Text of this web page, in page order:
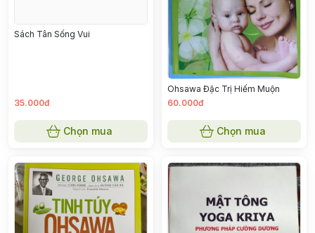
Sách Tân Sống Vui
35.000đ
Chọn mua
Ohsawa Đặc Trị Hiếm Muộn
60.000đ
Chọn mua